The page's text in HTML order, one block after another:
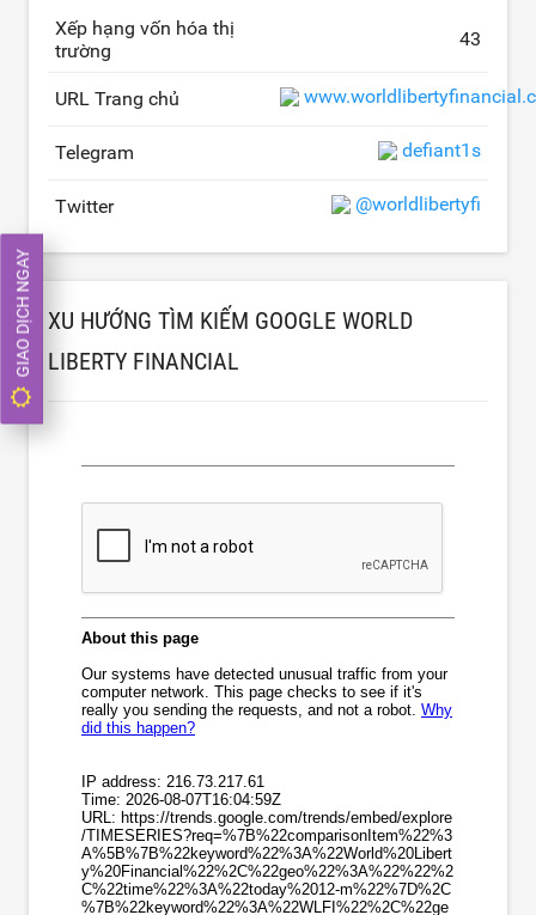
Xếp hạng vốn hóa thị
trường
43
URL Trang chủ
Telegram defiant1s
Twitter @worldlibertyfi
XU HƯỚNG TÌM KIẾM GOOGLE WORLD
LIBERTY FINANCIAL
GIAO DỊCH NGAY